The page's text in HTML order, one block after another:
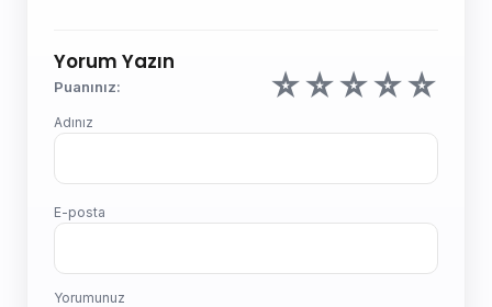
Yorum Yazın
Puanınız: ☆☆☆☆☆
Adınız
E-posta
Yorumunuz